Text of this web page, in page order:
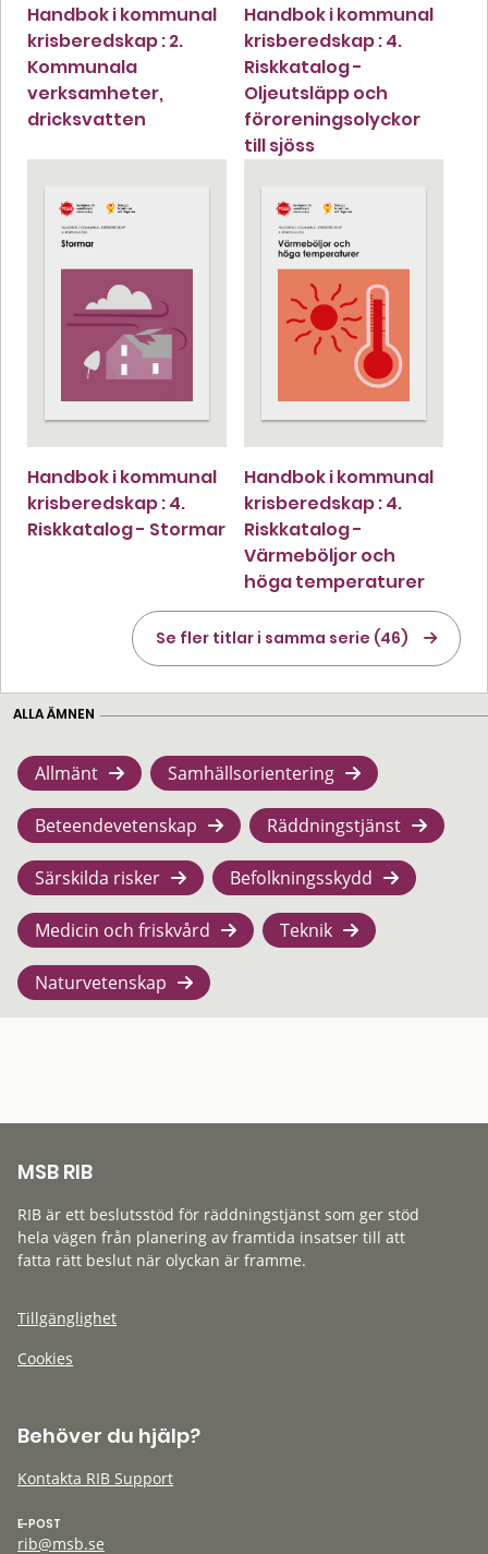
Handbok i kommunal
krisberedskap : 2.
Kommunala
verksamheter,
dricksvatten
Handbok i kommunal
krisberedskap : 4.
Riskkatalog -
Oljeutsläpp och
föroreningsolyckor
till sjöss
Handbok i kommunal
krisberedskap : 4.
Riskkatalog - Stormar
Handbok i kommunal
krisberedskap : 4.
Riskkatalog -
Värmeböljor och
höga temperaturer
Se fler titlar i samma serie (46)
ALLA ÄMNEN
Allmänt Samhällsorientering
Beteendevetenskap Räddningstjänst
Särskilda risker Befolkningsskydd
Medicin och friskvård Teknik
Naturvetenskap
MSB RIB
RIB är ett beslutsstöd för räddningstjänst som ger stöd
hela vägen från planering av framtida insatser till att
fatta rätt beslut när olyckan är framme.
Tillgänglighet
Cookies
Behöver du hjälp?
Kontakta RIB Support
E-POST
rib@msb.se